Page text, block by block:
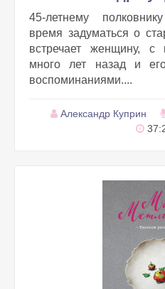
45-летнему
время задуматься о
встречает женщину, с
много лет назад и
воспоминаниями....
Александр Куприн